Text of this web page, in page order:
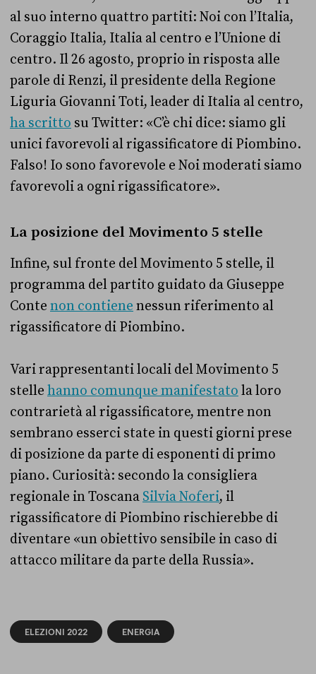
al suo interno quattro partiti: Noi con l’Italia,
Coraggio Italia, Italia al centro e l’Unione di
centro. Il 26 agosto, proprio in risposta alle
parole di Renzi, il presidente della Regione
Liguria Giovanni Toti, leader di Italia al centro,
ha scritto su Twitter: «C’è chi dice: siamo gli
unici favorevoli al rigassificatore di Piombino.
Falso! Io sono favorevole e Noi moderati siamo
favorevoli a ogni rigassificatore».
La posizione del Movimento 5 stelle
Infine, sul fronte del Movimento 5 stelle, il
programma del partito guidato da Giuseppe
Conte non contiene nessun riferimento al
rigassificatore di Piombino.
Vari rappresentanti locali del Movimento 5
stelle hanno comunque manifestato la loro
contrarietà al rigassificatore, mentre non
sembrano esserci state in questi giorni prese
di posizione da parte di esponenti di primo
piano. Curiosità: secondo la consigliera
regionale in Toscana Silvia Noferi, il
rigassificatore di Piombino rischierebbe di
diventare «un obiettivo sensibile in caso di
attacco militare da parte della Russia».
ELEZIONI 2022 ENERGIA